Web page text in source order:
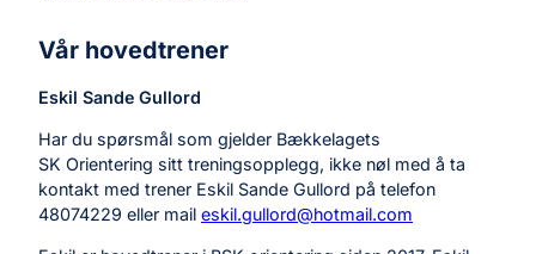
Vår hovedtrener
Eskil Sande Gullord
Har du spørsmål som gjelder Bækkelagets
SK Orientering sitt treningsopplegg, ikke nøl med å ta
kontakt med trener Eskil Sande Gullord på telefon
48074229 eller mail eskil.gullord@hotmail.com